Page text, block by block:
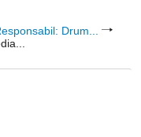
Drum...